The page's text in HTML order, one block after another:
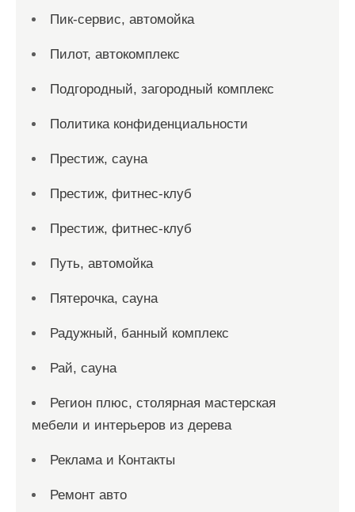
Пик-сервис, автомойка
Пилот, автокомплекс
Подгородный, загородный комплекс
Политика конфиденциальности
Престиж, сауна
Престиж, фитнес-клуб
Престиж, фитнес-клуб
Путь, автомойка
Пятерочка, сауна
Радужный, банный комплекс
Рай, сауна
Регион плюс, столярная мастерская
мебели и интерьеров из дерева
Реклама и Контакты
Ремонт авто